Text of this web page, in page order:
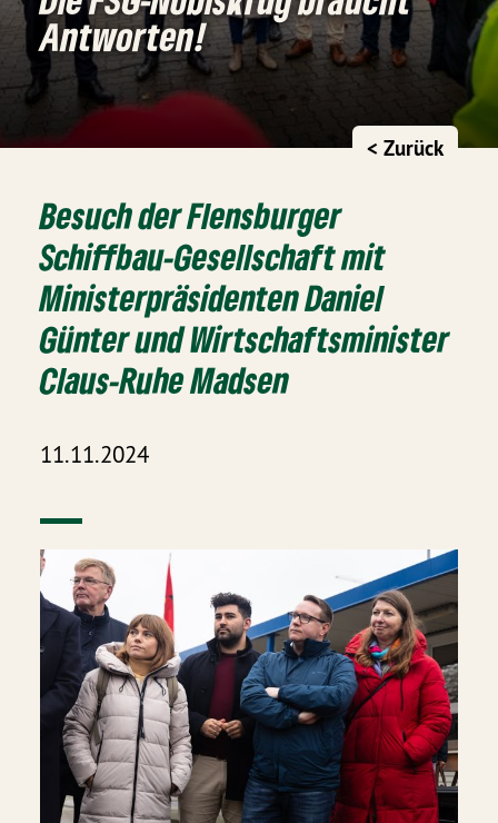
Antworten!
< Zurück
Besuch der Flensburger
Schiffbau-Gesellschaft mit
Ministerpräsidenten Daniel
Günter und Wirtschaftsminister
Claus-Ruhe Madsen
11.11.2024